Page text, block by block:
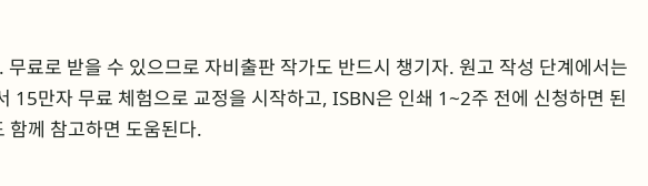
무료로 받을 수 있으므로 자비출판 작가도 반드시 챙기자. 원고 작성 단계에서는
15만자 무료 체험으로 교정을 시작하고, ISBN은 인쇄 1~2주 전에 신청하면 된
함께 참고하면 도움된다.